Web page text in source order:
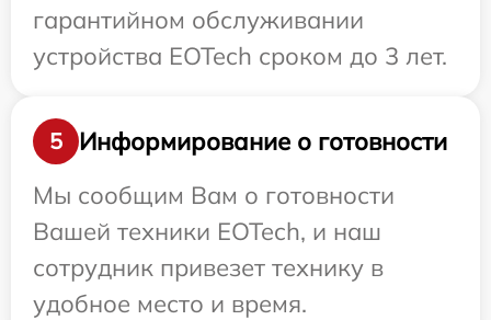
гарантийном обслуживании
устройства EOTech сроком до 3 лет.
5
Информирование о готовности
Мы сообщим Вам о готовности
Вашей техники EOTech, и наш
сотрудник привезет технику в
удобное место и время.